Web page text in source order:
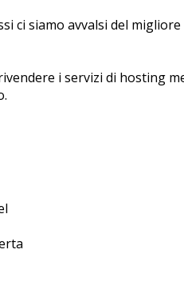
ci siamo avvalsi del
i servizi di hosting